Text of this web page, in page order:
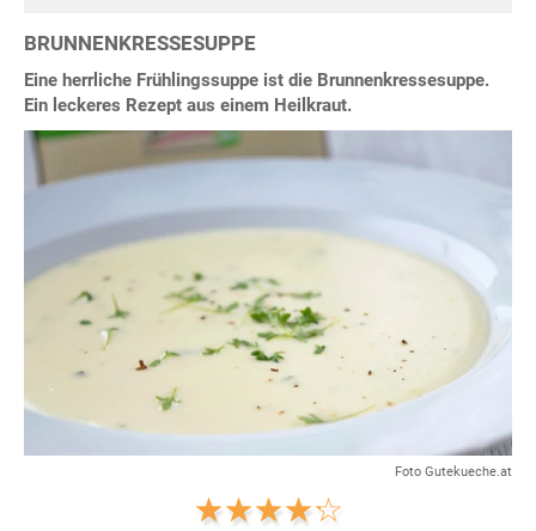
BRUNNENKRESSESUPPE
Eine herrliche Frühlingssuppe ist die Brunnenkressesuppe.
Ein leckeres Rezept aus einem Heilkraut.
Foto Gutekueche.at